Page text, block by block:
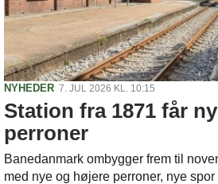
NYHEDER 7. JUL 2026 KL. 10:15
Station fra 1871 får
perroner
Banedanmark ombygger frem til
med nye og højere perroner, nye spor